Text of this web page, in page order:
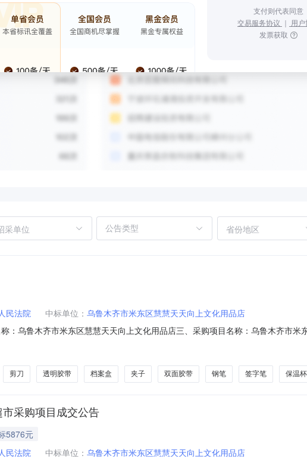
支付则代表同意
交易服务协议 ｜ 用户
发票获取
采单位 省份地区
民法院 中标单位： 乌鲁木齐市米东区慧慧天天向上文化用品店
：乌鲁木齐市米东区慧慧天天向上文化用品店三、采购项目名称：乌鲁木齐市米
能插座/插线板子弹头TS-025新国标4.8米个20.00459003得力透明
剪刀 透明胶带 档案盒 夹子 双面胶带 钢笔 签字笔 保温杯
采购项目成交公告
5876元
民法院 中标单位： 乌鲁木齐市米东区慧慧天天向上文化用品店